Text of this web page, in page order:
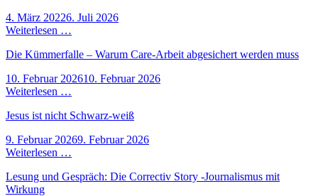
4. März 20226. Juli 2026
Weiterlesen …
Die Kümmerfalle – Warum Care-Arbeit abgesichert werden muss
10. Februar 202610. Februar 2026
Weiterlesen …
Jesus ist nicht Schwarz-weiß
9. Februar 20269. Februar 2026
Weiterlesen …
Lesung und Gespräch: Die Correctiv Story -Journalismus mit
Wirkung